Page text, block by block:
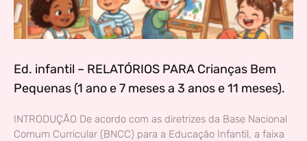
Ed. infantil – RELATÓRIOS PARA Crianças Bem
Pequenas (1 ano e 7 meses a 3 anos e 11 meses).
INTRODUÇÃO De acordo com as diretrizes da Base Nacional
Comum Curricular (BNCC) para a Educação Infantil, a faixa